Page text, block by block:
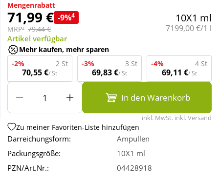
Sanitätshaus
Sport & Fitness
Tierbedarf
Wellness
Mengenrabatt
71,99 € -9%4
MRP² 79,44 €
10X1 ml
Grundpreis:
7199,00 €/1 l
Artikel verfügbar
Mehr kaufen, mehr sparen
-2%
2 St
70,55 €/ St
-3% 3 St
69,83 €/ St
-4% 4 St
69,11 €/ St
In den Warenkorb
inkl. MwSt. inkl. Versand
Zu meiner Favoriten-Liste hinzufügen
Darreichungsform:
Ampullen
Packungsgröße:
10X1 ml
PZN/Art.Nr.:
04428918